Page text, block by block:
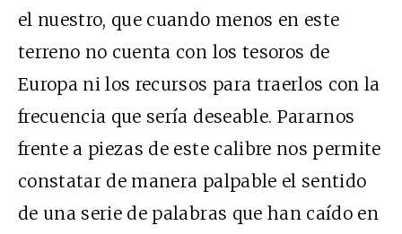
el nuestro, que cuando menos en este
terreno no cuenta con los tesoros de
Europa ni los recursos para traerlos con la
frecuencia que sería deseable. Pararnos
frente a piezas de este calibre nos permite
constatar de manera palpable el sentido
de una serie de palabras que han caído en